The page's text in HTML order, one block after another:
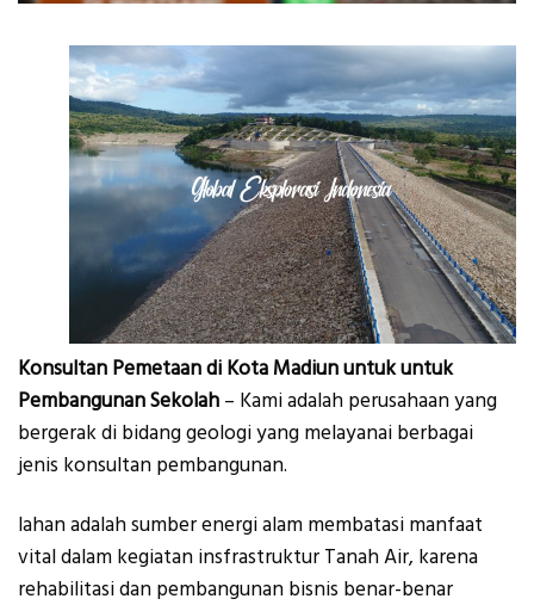
Konsultan Pemetaan di Kota Madiun untuk untuk
Pembangunan Sekolah – Kami adalah perusahaan yang
bergerak di bidang geologi yang melayanai berbagai
jenis konsultan pembangunan.
lahan adalah sumber energi alam membatasi manfaat
vital dalam kegiatan insfrastruktur Tanah Air, karena
rehabilitasi dan pembangunan bisnis benar-benar